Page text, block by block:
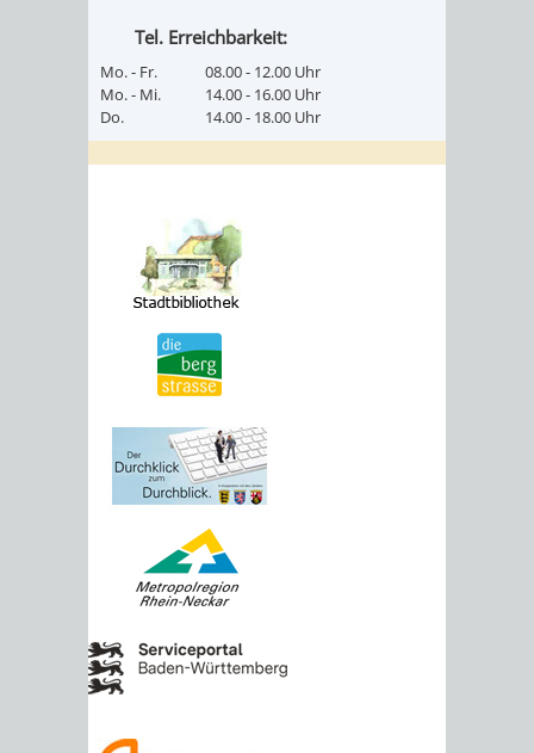
Tel. Erreichbarkeit:
Mo. - Fr.
08.00 - 12.00 Uhr
Mo. - Mi.
14.00 - 16.00 Uhr
Do.
14.00 - 18.00 Uhr